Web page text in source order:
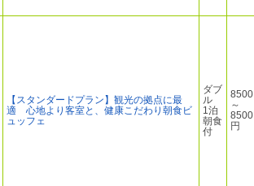
【スタンダードプラン】観光の拠点に最
適 心地より客室と、健康こだわり朝食ビ
ュッフェ
ダブ
ル
1泊
朝食
付
8500
～
8500
円